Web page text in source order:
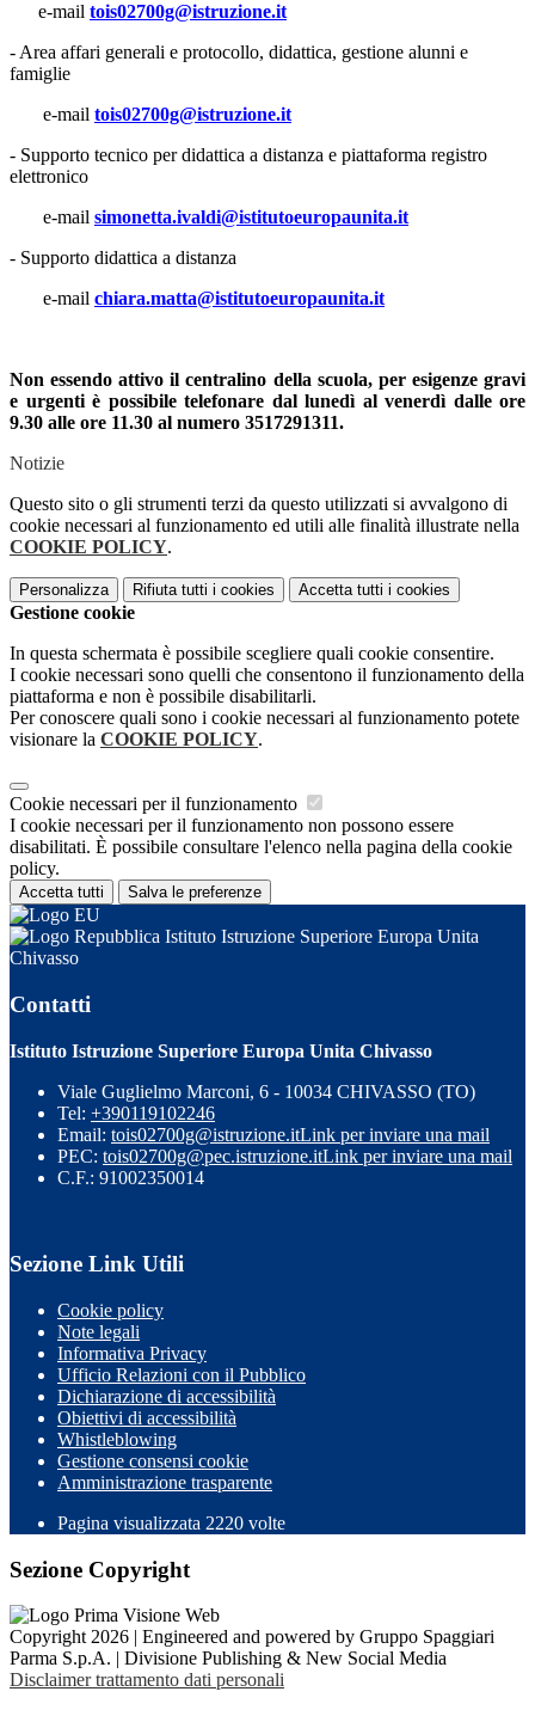
e-mail tois02700g@istruzione.it
- Area affari generali e protocollo, didattica, gestione alunni e
famiglie
e-mail tois02700g@istruzione.it
- Supporto tecnico per didattica a distanza e piattaforma registro
elettronico
e-mail simonetta.ivaldi@istitutoeuropaunita.it
- Supporto didattica a distanza
e-mail chiara.matta@istitutoeuropaunita.it
Non essendo attivo il centralino della scuola, per esigenze gravi
e urgenti è possibile telefonare dal lunedì al venerdì dalle ore
9.30 alle ore 11.30 al numero 3517291311.
Notizie
Questo sito o gli strumenti terzi da questo utilizzati si avvalgono di
cookie necessari al funzionamento ed utili alle finalità illustrate nella
COOKIE POLICY.
Personalizza Rifiuta tutti i cookies Accetta tutti i cookies
Gestione cookie
In questa schermata è possibile scegliere quali cookie consentire.
I cookie necessari sono quelli che consentono il funzionamento della
piattaforma e non è possibile disabilitarli.
Per conoscere quali sono i cookie necessari al funzionamento potete
visionare la COOKIE POLICY.
Cookie necessari per il funzionamento
I cookie necessari per il funzionamento non possono essere
disabilitati. È possibile consultare l'elenco nella pagina della cookie
policy.
Accetta tutti Salva le preferenze
Istituto Istruzione Superiore Europa Unita
Chivasso
Contatti
Istituto Istruzione Superiore Europa Unita Chivasso
Viale Guglielmo Marconi, 6 - 10034 CHIVASSO (TO)
Tel: +390119102246
Email: tois02700g@istruzione.itLink per inviare una mail
PEC: tois02700g@pec.istruzione.itLink per inviare una mail
C.F.: 91002350014
Sezione Link Utili
Cookie policy
Note legali
Informativa Privacy
Ufficio Relazioni con il Pubblico
Dichiarazione di accessibilità
Obiettivi di accessibilità
Whistleblowing
Gestione consensi cookie
Amministrazione trasparente
Pagina visualizzata 2220 volte
Sezione Copyright
Copyright 2026 | Engineered and powered by Gruppo Spaggiari
Parma S.p.A. | Divisione Publishing & New Social Media
Disclaimer trattamento dati personali